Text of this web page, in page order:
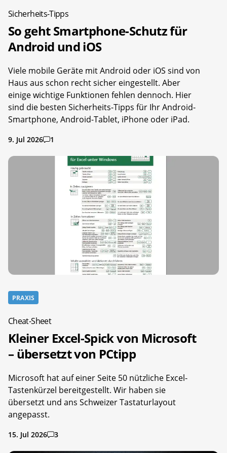
Sicherheits-Tipps
So geht Smartphone-Schutz für
Android und iOS
Viele mobile Geräte mit Android oder iOS sind von
Haus aus schon recht sicher eingestellt. Aber
einige wichtige Funktionen fehlen dennoch. Hier
sind die besten Sicherheits-Tipps für Ihr Android-
Smartphone, Android-Tablet, iPhone oder iPad.
9. Jul 2026 1
PRAXIS
Cheat-Sheet
Kleiner Excel-Spick von Microsoft
– übersetzt von PCtipp
Microsoft hat auf einer Seite 50 nützliche Excel-
Tastenkürzel bereitgestellt. Wir haben sie
übersetzt und ans Schweizer Tastaturlayout
angepasst.
15. Jul 2026 3